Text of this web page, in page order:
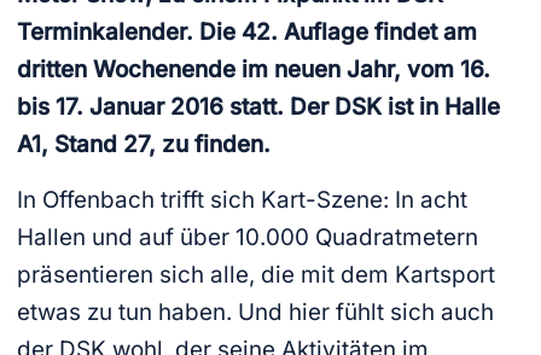
Terminkalender. Die 42. Auflage findet am
dritten Wochenende im neuen Jahr, vom 16.
bis 17. Januar 2016 statt. Der DSK ist in Halle
A1, Stand 27, zu finden.
In Offenbach trifft sich Kart-Szene: In acht
Hallen und auf über 10.000 Quadratmetern
präsentieren sich alle, die mit dem Kartsport
etwas zu tun haben. Und hier fühlt sich auch
der DSK wohl, der seine Aktivitäten im